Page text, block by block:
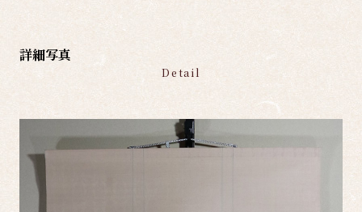
詳細写真
Detail